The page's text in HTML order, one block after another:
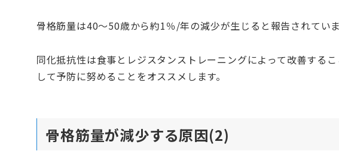
骨格筋量は40〜50歳から約1％/年の減少が生じると報告されていま
同化抵抗性は食事とレジスタンストレーニングによって改善する
して予防に努めることをオススメします。
骨格筋量が減少する原因(2)